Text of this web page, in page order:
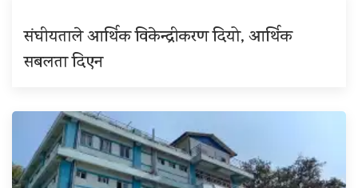
संघीयताले आर्थिक विकेन्द्रीकरण दियो, आर्थिक
सबलता दिएन